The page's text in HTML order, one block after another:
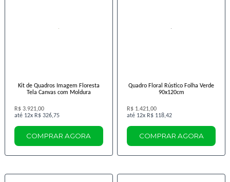
Kit de Quadros Imagem Floresta
Tela Canvas com Moldura
R$ 3.921,00
12x R$ 326,75
COMPRAR AGORA
Quadro Floral Rústico Folha Verde
90x120cm
R$ 1.421,00
12x R$ 118,42
COMPRAR AGORA